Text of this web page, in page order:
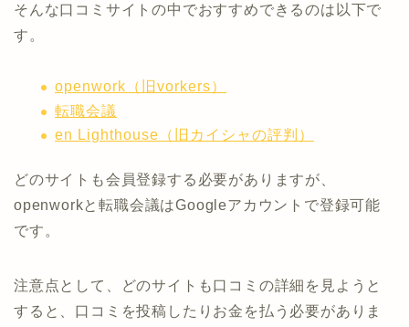
そんな口コミサイトの中でおすすめできるのは以下で
す。
openwork（旧vorkers）
転職会議
en Lighthouse（旧カイシャの評判）
どのサイトも会員登録する必要がありますが、
openworkと転職会議はGoogleアカウントで登録可能
です。
注意点として、どのサイトも口コミの詳細を見ようと
すると、口コミを投稿したりお金を払う必要がありま